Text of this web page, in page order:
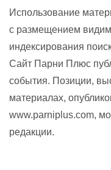
Использование
с размещением
индексирования
Сайт Парни Плюс
события. Позиции,
материалах,
www.parniplus.com,
редакции.